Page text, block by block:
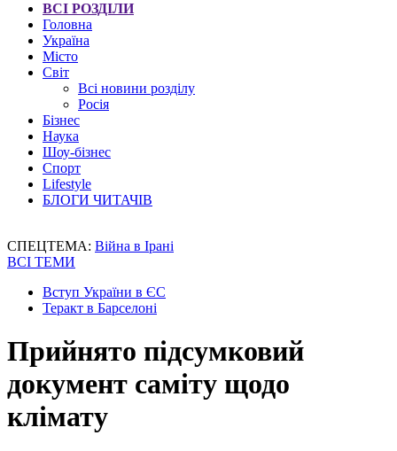
ВСІ РОЗДІЛИ
Головна
Україна
Місто
Світ
Всі новини розділу
Росія
Бізнес
Наука
Шоу-бізнес
Спорт
Lifestyle
БЛОГИ ЧИТАЧІВ
СПЕЦТЕМА: Війна в Ірані
ВСІ ТЕМИ
Вступ України в ЄС
Теракт в Барселоні
Прийнято підсумковий
документ саміту щодо
клімату